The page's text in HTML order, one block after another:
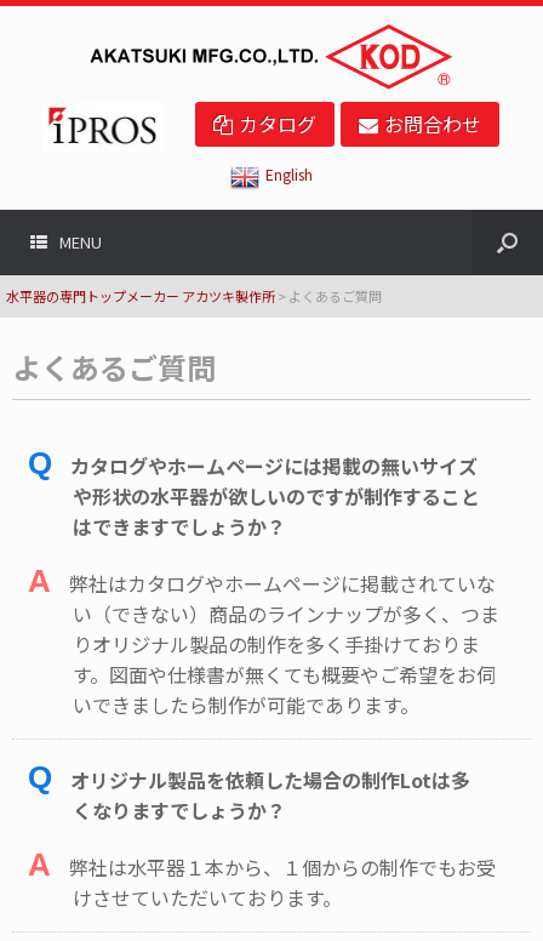
カタログ お問合わせ
English
MENU
水平器の専門トップメーカー アカツキ製作所> よくあるご質問
よくあるご質問
Q
カタログやホームページには掲載の無いサイズ
や形状の水平器が欲しいのですが制作すること
はできますでしょうか？
A
弊社はカタログやホームページに掲載されていな
い（できない）商品のラインナップが多く、つま
りオリジナル製品の制作を多く手掛けておりま
す。図面や仕様書が無くても概要やご希望をお伺
いできましたら制作が可能であります。
Q
オリジナル製品を依頼した場合の制作Lotは多
くなりますでしょうか？
A
弊社は水平器１本から、１個からの制作でもお受
けさせていただいております。